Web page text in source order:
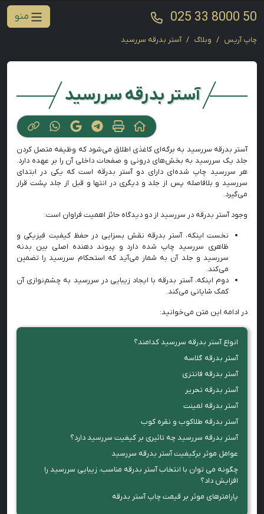
025 33 8000 50 منو
چاپ آریس وبلاگ آستر بدرقه سررسید
آستر بدرقه سررسید
آستر بدرقه سررسید به برگه‌ای کاغذی اطلاق می‌شود که وظیفه متصل کردن
جلد یک سررسید به بخش‌های درونی و صفحات داخلی آن را بر عهده دارد.
هر سررسید چاپ شده‌ای دارای دو آستر بدرقه است که یکی در ابتدای
سررسید و بلافاصله پس از جلد و دیگری در انتها و قبل از جلد پشت قرار
می‌گیرد.
وجود آستر بدرقه در سررسید از دو دیدگاه حائز اهمیت فراوان است:
نخست اینکه، آستر بدرقه نقش بسزایی در حفظ کیفیت فیزیکی و
ظاهری سررسید چاپ شده دارد و پیوند دهنده اصلی بین بدنه
سررسید و جلد آن به شمار می‌آید که استحکام سررسید را تضمین
می‌کند.
دوم اینکه، آستر بدرقه با ایجاد زیبایی در سررسید به چشم‌نوازی آن
کمک شایانی می‌کند.
در ادامه این متن می‌خوانید:
انواع آستر بدرقه سررسید کدامند؟
آستر بدرقه گلاسه
آستر بدرقه فانتزی
آستر بدرقه تحریر
آستر بدرقه لمینت
آستر بدرقه طلاکوب و نقره کوب
آستر بدرقه سررسید چه تاثیری بر کیفیت سررسید دارد؟
عوامل موثر برکیفیت آستر بدرقه سررسید
چگونه می توان با انتخاب آستر بدرقه مناسب، زیبایی سررسید را
افزایش داد؟
پارامترهای موثر بر قیمت چاپ آستر بدرقه